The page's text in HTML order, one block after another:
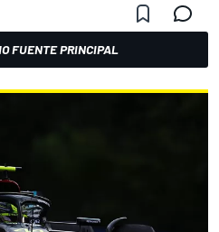
FUENTE PRINCIPAL